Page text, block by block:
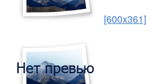
[600x361]